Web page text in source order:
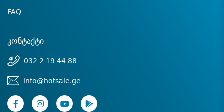
FAQ
კონტაქტი
032 2 19 44 88
info@hotsale.ge